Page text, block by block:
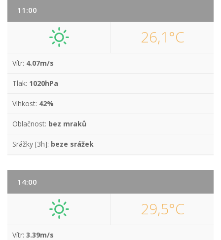
11:00
26,1°C
Vítr: 4.07m/s
Tlak: 1020hPa
Vlhkost: 42%
Oblačnost: bez mraků
Srážky [3h]: beze srážek
14:00
29,5°C
Vítr: 3.39m/s